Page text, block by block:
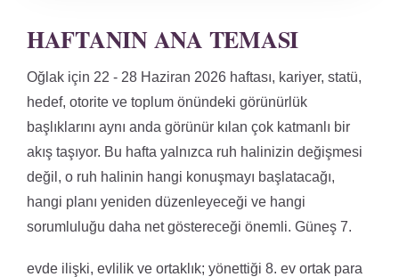
HAFTANIN ANA TEMASI
Oğlak için 22 - 28 Haziran 2026 haftası, kariyer, statü,
hedef, otorite ve toplum önündeki görünürlük
başlıklarını aynı anda görünür kılan çok katmanlı bir
akış taşıyor. Bu hafta yalnızca ruh halinizin değişmesi
değil, o ruh halinin hangi konuşmayı başlatacağı,
hangi planı yeniden düzenleyeceği ve hangi
sorumluluğu daha net göstereceği önemli. Güneş 7.
evde ilişki, evlilik ve ortaklık; yönettiği 8. ev ortak para